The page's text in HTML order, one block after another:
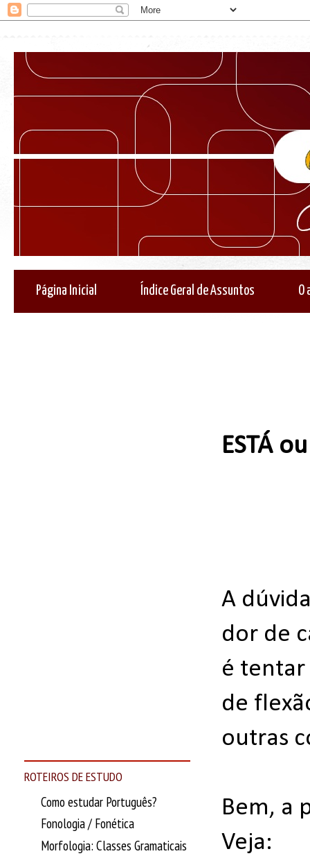
Página Inicial Índice Geral de Assuntos O
ESTÁ
A
dor de
é
de
outras
Bem, a
Veja:
ROTEIROS DE ESTUDO
Como estudar Português?
Fonologia / Fonética
Morfologia: Classes Gramaticais